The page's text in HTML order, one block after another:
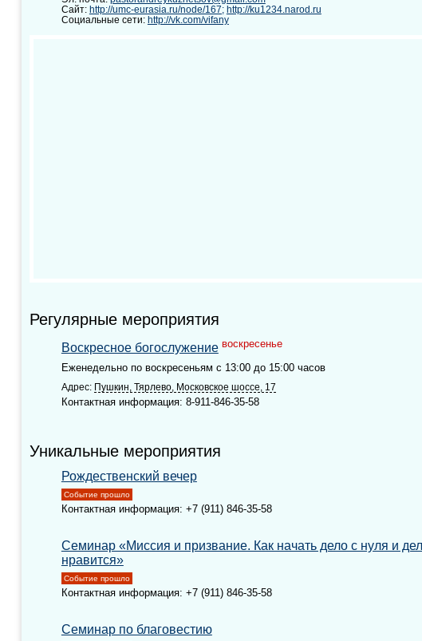
Сайт: http://umc-eurasia.ru/node/167; http://ku1234.narod.ru
Социальные сети: http://vk.com/vifany
Регулярные мероприятия
Воскресное богослужение воскресенье
Еженедельно по воскресеньям с 13:00 до 15:00 часов
Адрес: Пушкин, Тярлево, Московское шоссе, 17
Контактная информация: 8-911-846-35-58
Уникальные мероприятия
Рождественский вечер
Событие прошло
Контактная информация: +7 (911) 846-35-58
Семинар «Миссия и призвание. Как начать дело с нуля и
нравится»
Событие прошло
Контактная информация: +7 (911) 846-35-58
Семинар по благовестию